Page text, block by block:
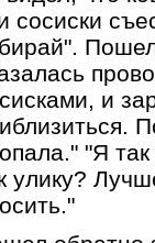
сосиски
и
"Я
улику?